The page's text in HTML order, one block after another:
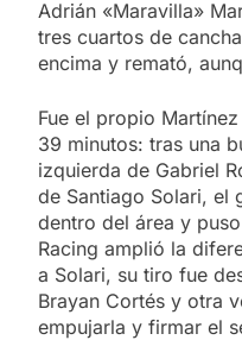
Adrián «Maravilla»
tres cuartos de
encima y remató,
Fue el propio
39 minutos: tras una
izquierda de Gabriel
de Santiago Solari, el
dentro del área y
Racing amplió la
a Solari, su tiro fue
Brayan Cortés y otra
empujarla y firmar el